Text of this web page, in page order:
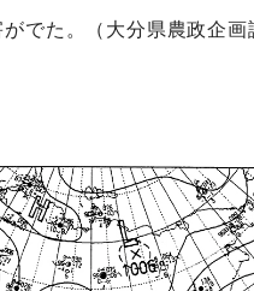
でた。（大分県農政企画